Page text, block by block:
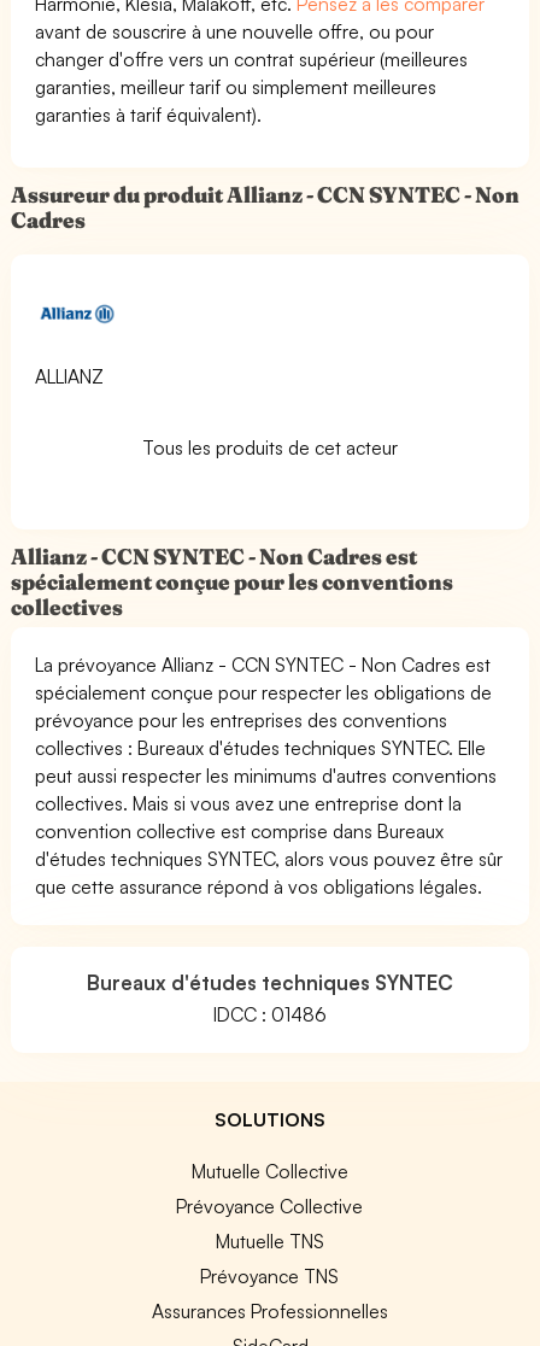
avant de souscrire à une nouvelle offre, ou pour
changer d'offre vers un contrat supérieur (meilleures
garanties, meilleur tarif ou simplement meilleures
garanties à tarif équivalent).
Assureur du produit Allianz - CCN SYNTEC - Non
Cadres
ALLIANZ
Tous les produits de cet acteur
Allianz - CCN SYNTEC - Non Cadres est
spécialement conçue pour les conventions
collectives
La prévoyance Allianz - CCN SYNTEC - Non Cadres est
spécialement conçue pour respecter les obligations de
prévoyance pour les entreprises des conventions
collectives : Bureaux d'études techniques SYNTEC. Elle
peut aussi respecter les minimums d'autres conventions
collectives. Mais si vous avez une entreprise dont la
convention collective est comprise dans Bureaux
d'études techniques SYNTEC, alors vous pouvez être sûr
que cette assurance répond à vos obligations légales.
Bureaux d'études techniques SYNTEC
IDCC : 01486
SOLUTIONS
Mutuelle Collective
Prévoyance Collective
Mutuelle TNS
Prévoyance TNS
Assurances Professionnelles